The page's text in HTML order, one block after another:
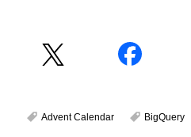
Advent Calendar BigQuery